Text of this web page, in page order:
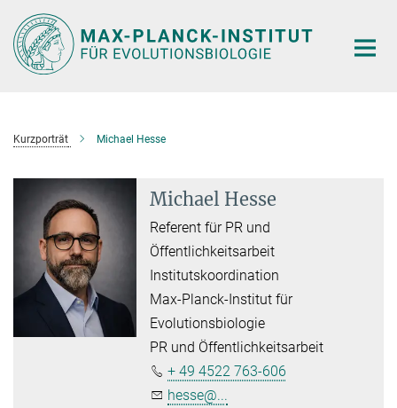
Hauptinhalt
Kurzporträt Michael Hesse
Michael Hesse
Referent für PR und
Öffentlichkeitsarbeit
Institutskoordination
Max-Planck-Institut für
Evolutionsbiologie
PR und Öffentlichkeitsarbeit
+ 49 4522 763-606
hesse@...